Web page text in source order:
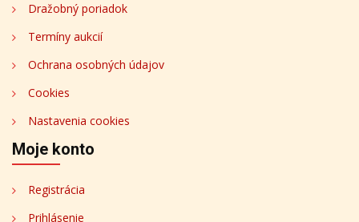
Dražobný poriadok
Termíny aukcií
Ochrana osobných údajov
Cookies
Nastavenia cookies
Moje konto
Registrácia
Prihlásenie